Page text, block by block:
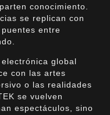
conocimiento.
se replican con
entre
global
con las artes
o las realidades
se vuelven
espectáculos, sino